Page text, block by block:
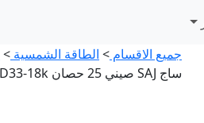
جميع الاقسام > الطاقة الشمسية >
ساج SAJ صيني 25 حصان PSD33-18k